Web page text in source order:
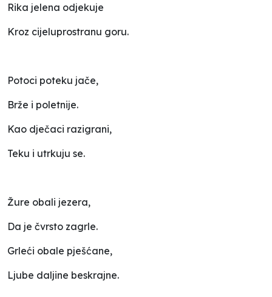
Rika jelena odjekuje
Kroz cijeluprostranu goru.
Potoci poteku jače,
Brže i poletnije.
Kao dječaci razigrani,
Teku i utrkuju se.
Žure obali jezera,
Da je čvrsto zagrle.
Grleći obale pješćane,
Ljube daljine beskrajne.